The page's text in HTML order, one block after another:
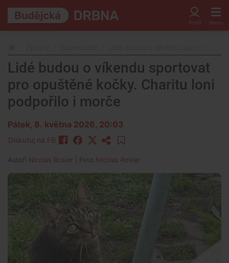
Lidé budou o víkendu sportovat
pro opuštěné kočky. Charitu loni
podpořilo i morče
Pátek, 8. května 2026, 20:03
Diskutuj na FB
Autoři Nicolas Rosier | Foto Nicolas Rosier